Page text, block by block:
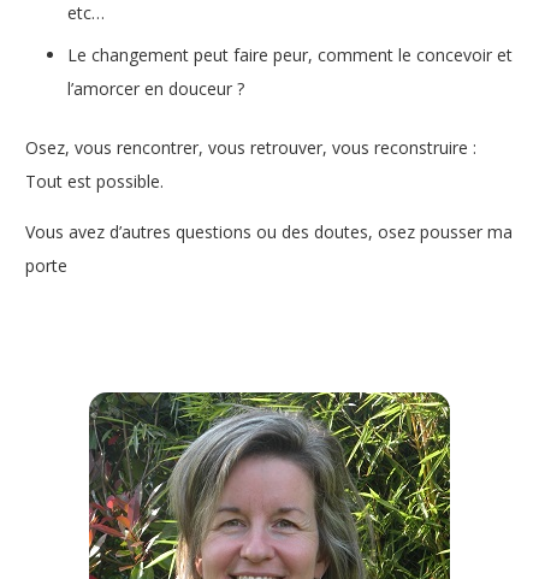
etc…
Le changement peut faire peur, comment le concevoir et
l’amorcer en douceur ?
Osez, vous rencontrer, vous retrouver, vous reconstruire :
Tout est possible.
Vous avez d’autres questions ou des doutes, osez pousser ma
porte